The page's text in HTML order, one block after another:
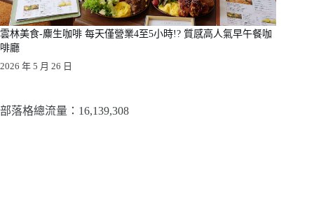
雲林美食-麋生咖啡 每天僅營業4至5小時!? 質感高人氣早午餐咖
啡廳
2026 年 5 月 26 日
部落格總流量：​16,139,308